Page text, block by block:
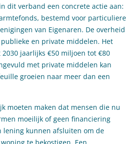
dit verband een concrete actie aan:
bestemd voor particuliere
van Eigenaren. De overheid
en private middelen. Het
jaarlijks €50 miljoen tot €80
met private middelen kan
groeien naar meer dan een
moeten maken dat mensen die nu
moeilijk of geen financiering
lening kunnen afsluiten om de